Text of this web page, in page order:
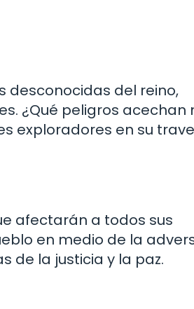
desconocidas del reino,
¿Qué peligros acechan
exploradores en su
afectarán a todos sus
en medio de la
de la justicia y la paz.